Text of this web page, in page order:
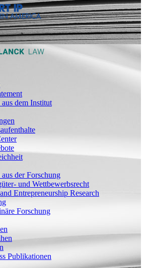
dem Institut
der Forschung
und Wettbewerbsrecht
Entrepreneurship Research
Forschung
Publikationen